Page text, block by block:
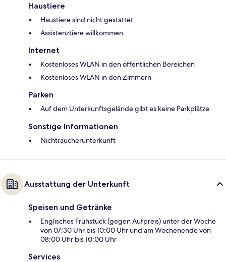
Haustiere
Haustiere sind nicht gestattet
Assistenztiere willkommen
Internet
Kostenloses WLAN in den öffentlichen Bereichen
Kostenloses WLAN in den Zimmern
Parken
Auf dem Unterkunftsgelände gibt es keine Parkplätze
Sonstige Informationen
Nichtraucherunterkunft
Ausstattung der Unterkunft
Speisen und Getränke
Englisches Frühstück (gegen Aufpreis) unter der Woche
von 07:30 Uhr bis 10:00 Uhr und am Wochenende von
08:00 Uhr bis 10:00 Uhr
Services